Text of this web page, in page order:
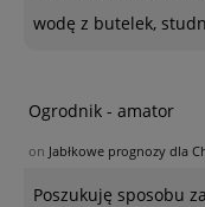
wodę z butelek,
Ogrodnik - amator
on Jabłkowe prognozy dla
Poszukuję sposobu